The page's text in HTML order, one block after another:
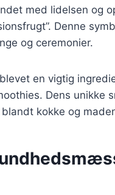
med lidelsen og
Denne
og ceremonier.
en vigtig
Dens unikke
kokke og